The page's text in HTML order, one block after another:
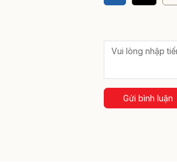
Gửi bình luận